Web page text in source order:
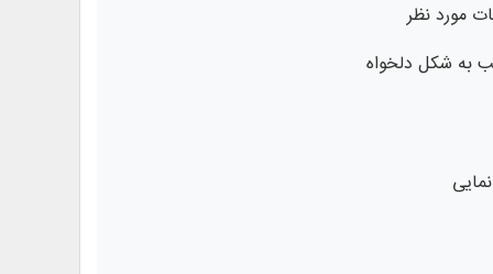
مورد نظر
به شکل دلخواه